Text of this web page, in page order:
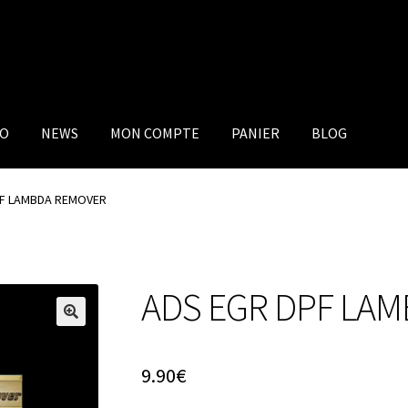
NEWS MON COMPTE PANIER BLOG
LAMBDA REMOVER
ADS EGR DPF
9.90€